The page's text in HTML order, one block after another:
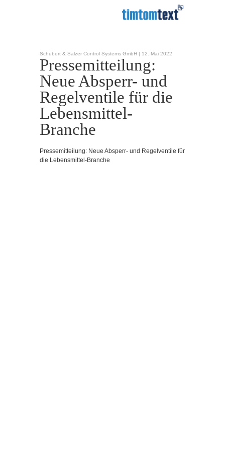
Schubert & Salzer Control Systems GmbH | 12. Mai 2022
Pressemitteilung:
Neue Absperr- und
Regelventile für die
Lebensmittel-
Branche
Pressemitteilung: Neue Absperr- und Regelventile für
die Lebensmittel-Branche